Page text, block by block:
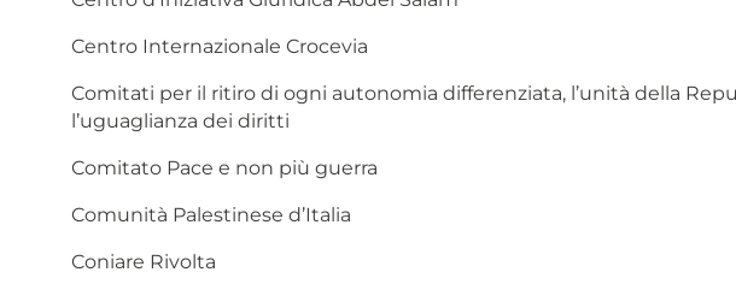
Centro Internazionale Crocevia
Comitati per il ritiro di ogni autonomia differenziata, l’unità della
l’uguaglianza dei diritti
Comitato Pace e non più guerra
Comunità Palestinese d’Italia
Coniare Rivolta